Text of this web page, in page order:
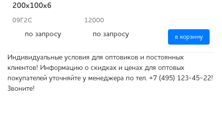
200x100x6
09Г2С 12000
по запросу по запросу в корзину
Индивидуальные условия для оптовиков и постоянных
клиентов! Информацию о скидках и ценах для оптовых
покупателей уточняйте у менеджера по тел. +7 (495) 123-45-22!
Звоните!